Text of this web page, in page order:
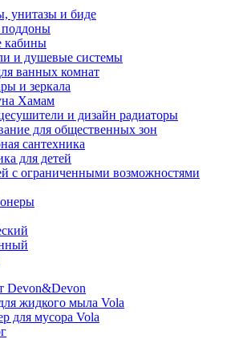
унитазы и биде
кабины
и душевые системы
ванных комнат
и зеркала
Хамам
и дизайн радиаторы
для общественных зон
сантехника
для детей
с ограниченными возможностями
Devon&Devon
жидкого мыла Vola
для мусора Vola